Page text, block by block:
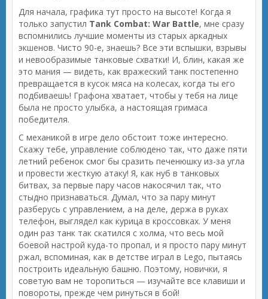
Для начала, графика тут просто на высоте! Когда я
только запустил Tank Combat: War Battle, мне сразу
вспомнились лучшие моменты из старых аркадных
экшенов. Чисто 90-е, знаешь? Все эти вспышки, взрывы
и невообразимые танковые схватки! И, блин, какая же
это мания — видеть, как вражеский танк постепенно
превращается в кусок мяса на колесах, когда ты его
подбиваешь! Графона хватает, чтобы у тебя на лице
была не просто улыбка, а настоящая гримаса
победителя.
С механикой в игре дело обстоит тоже интересно.
Скажу тебе, управление соблюдено так, что даже пяти
летний ребенок смог бы сразить печенюшку из-за угла
и провести жесткую атаку! Я, как нуб в танковых
битвах, за первые пару часов накосячил так, что
стыдно признаваться. Думал, что за пару минут
разберусь с управлением, а на деле, держа в руках
телефон, выглядел как курица в кроссовках. У меня
один раз танк так скатился с холма, что весь мой
боевой настрой куда-то пропал, и я просто пару минут
ржал, вспоминая, как в детстве играл в Lego, пытаясь
построить идеальную башню. Поэтому, новички, я
советую вам не торопиться — изучайте все клавиши и
повороты, прежде чем ринуться в бой!